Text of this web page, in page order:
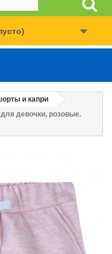
и капри
девочки, розовые.